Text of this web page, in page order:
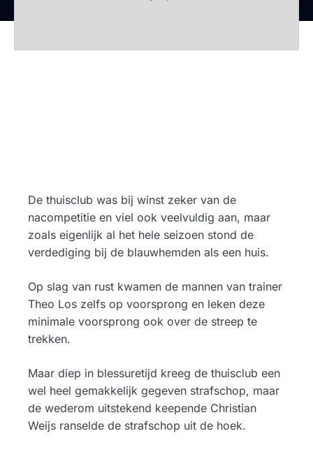
De thuisclub was bij winst zeker van de
nacompetitie en viel ook veelvuldig aan, maar
zoals eigenlijk al het hele seizoen stond de
verdediging bij de blauwhemden als een huis.
Op slag van rust kwamen de mannen van trainer
Theo Los zelfs op voorsprong en leken deze
minimale voorsprong ook over de streep te
trekken.
Maar diep in blessuretijd kreeg de thuisclub een
wel heel gemakkelijk gegeven strafschop, maar
de wederom uitstekend keepende Christian
Weijs ranselde de strafschop uit de hoek.